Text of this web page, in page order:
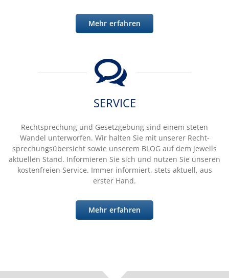
Mehr erfahren
SERVICE
Rechtsprechung und Gesetzgebung sind einem steten
Wandel unterworfen. Wir halten Sie mit unserer Recht-
sprechungsübersicht sowie unserem BLOG auf dem jeweils
aktuellen Stand. Informieren Sie sich und nutzen Sie unseren
kostenfreien Service. Immer informiert, stets aktuell, aus
erster Hand.
Mehr erfahren